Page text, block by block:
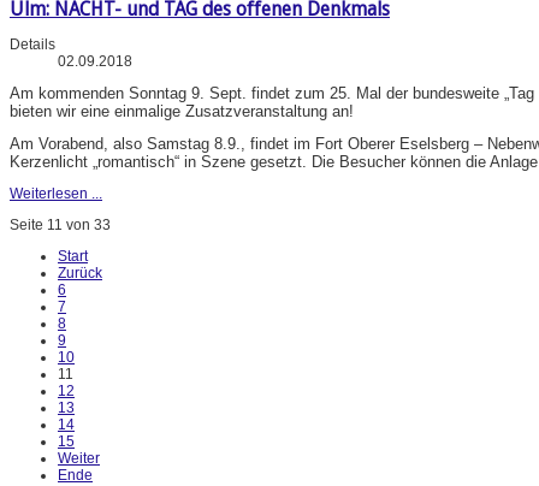
Ulm: NACHT- und TAG des offenen Denkmals
Details
02.09.2018
Am kommenden Sonntag 9. Sept. findet zum 25. Mal der bundesweite
bieten wir eine einmalige Zusatzveranstaltung an!
Am Vorabend, also Samstag 8.9., findet im Fort Oberer Eselsberg –
Kerzenlicht „romantisch“ in Szene gesetzt. Die Besucher können die Anlage
Weiterlesen ...
Seite 11 von 33
Start
Zurück
6
7
8
9
10
11
12
13
14
15
Weiter
Ende